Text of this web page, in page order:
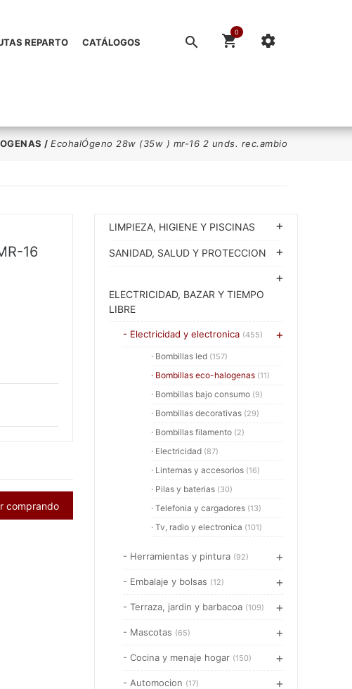
0
REPARTO CATÁLOGOS
/ EcohalÓgeno 28w (35w ) mr-16 2 unds. rec.ambio
LIMPIEZA, HIGIENE Y PISCINAS
SANIDAD, SALUD Y PROTECCION
ELECTRICIDAD, BAZAR Y TIEMPO
LIBRE
- Electricidad y electronica (455)
· Bombillas led (157)
· Bombillas eco-halogenas (11)
· Bombillas bajo consumo (9)
· Bombillas decorativas (29)
· Bombillas filamento (2)
· Electricidad (87)
· Linternas y accesorios (16)
· Pilas y baterias (30)
· Telefonia y cargadores (13)
· Tv, radio y electronica (101)
- Herramientas y pintura (92)
- Embalaje y bolsas (12)
- Terraza, jardin y barbacoa (109)
- Mascotas (65)
- Cocina y menaje hogar (150)
- Automocion (17)
16
comprando